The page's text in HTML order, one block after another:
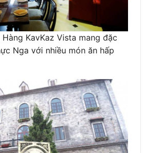
KavKaz Vista mang đặc
Nga với nhiều món ăn hấp